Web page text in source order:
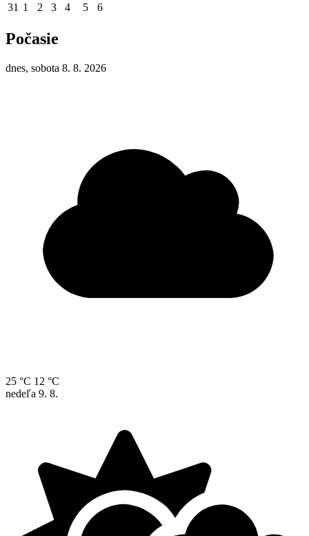
31 1 2 3 4 5 6
Počasie
dnes, sobota 8. 8. 2026
25 °C 12 °C
nedeľa 9. 8.